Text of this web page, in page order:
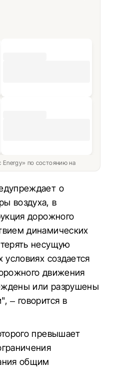
по состоянию на
о
воздуха, в
дорожного
динамических
несущую
условиях создается
движения
или разрушены
– говорится в
превышает
общим